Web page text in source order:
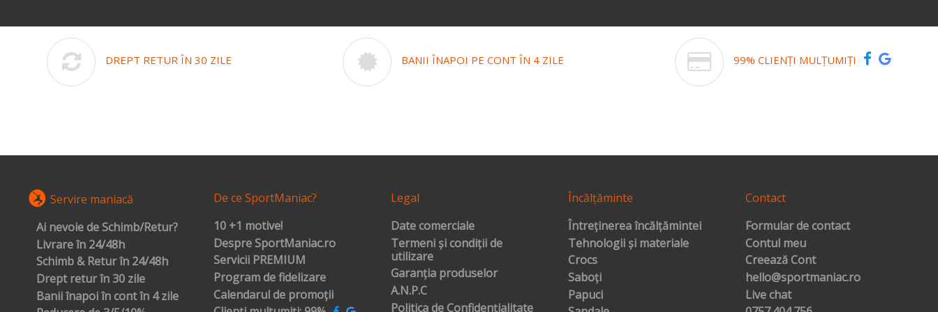
DREPT RETUR ÎN 30 ZILE BANII ÎNAPOI PE CONT ÎN 4 ZILE 99% CLIENȚI MULȚUMIȚI
Servire maniacă
Ai nevoie de Schimb/Retur?
Livrare în 24/48h
Schimb & Retur în 24/48h
Drept retur în 30 zile
Banii înapoi în cont în 4 zile
De ce SportManiac?
10 +1 motive!
Despre SportManiac.ro
Servicii PREMIUM
Program de fidelizare
Calendarul de promoții
Legal
Date comerciale
Termeni și condiții de
utilizare
Garanția produselor
A.N.P.C
Politica de Confidențialitate
Încălțăminte
Întreținerea încălțămintei
Tehnologii și materiale
Crocs
Saboți
Papuci
Contact
Formular de contact
Contul meu
Creează Cont
hello@sportmaniac.ro
Live chat